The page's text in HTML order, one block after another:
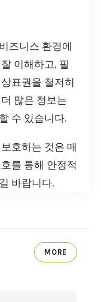
즈니스 환경에
이해하고, 필
표권을 철저히
많은 정보는
수 있습니다.
호하는 것은 매
를 통해 안정적
바랍니다.
MORE